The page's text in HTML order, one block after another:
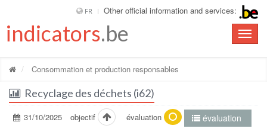
FR Other official information and services:
Toggle
indicators.be
Consommation et production responsables
Recyclage des déchets (i62)
31/10/2025 objectif évaluation évaluation